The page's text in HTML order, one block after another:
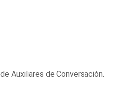
Auxiliares de Conversación.